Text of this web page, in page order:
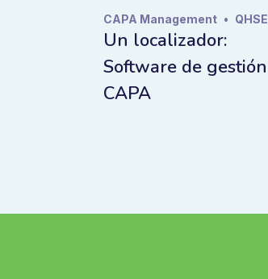
CAPA Management • QHSE
Un localizador:
Software de gestión
CAPA